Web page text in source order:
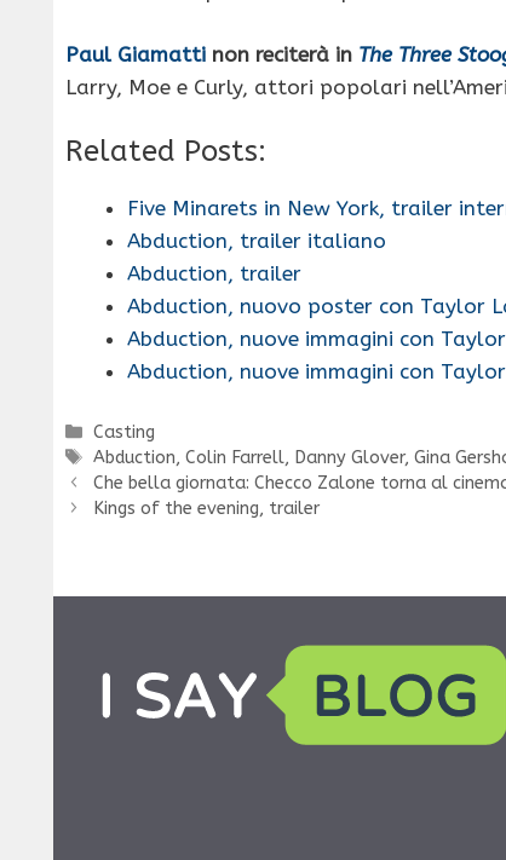
Paul Giamatti non reciterà in The Three
Larry, Moe e Curly, attori popolari
Related Posts:
Five Minarets in New York, trailer
Abduction, trailer italiano
Abduction, trailer
Abduction, nuovo poster con Taylor
Abduction, nuove immagini con
Abduction, nuove immagini con
Categorie
Casting
Tag
Abduction,Colin Farrell, Danny Glover,Gina
Che bella giornata: Checco Zalone torna al
Kings of the evening, trailer